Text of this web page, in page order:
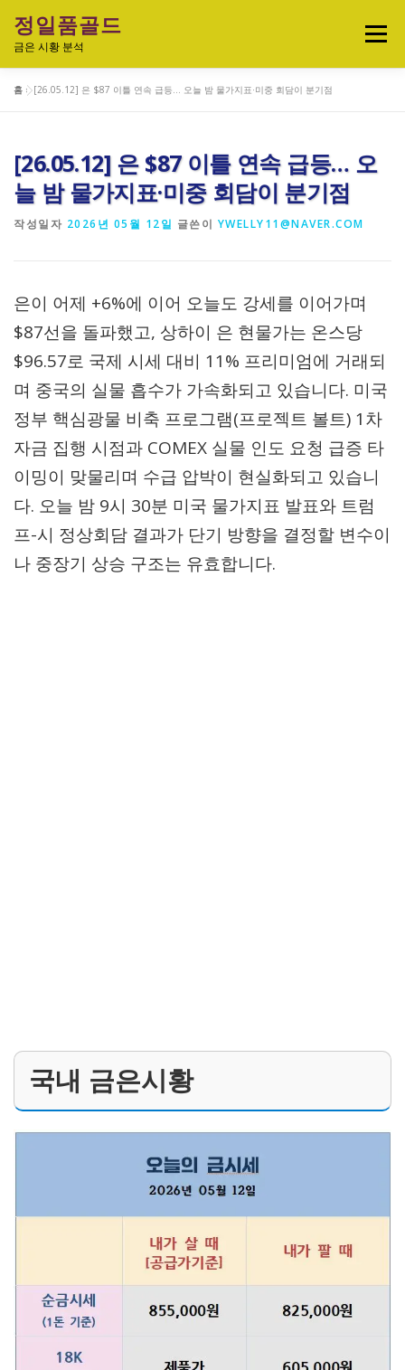
정일품골드
금은 시황 분석
메뉴
오늘의 금은시세 분석 금은 투자정보
정일품골드 제품관
홈 »[26.05.12] 은 $87 이틀 연속 급등… 오늘 밤 물가지표·미중 회담이 분기점
[26.05.12] 은 $87 이틀 연속 급등… 오
늘 밤 물가지표·미중 회담이 분기점
작성일자 2026년 05월 12일 글쓴이 YWELLY11@NAVER.COM
은이 어제 +6%에 이어 오늘도 강세를 이어가며
$87선을 돌파했고, 상하이 은 현물가는 온스당
$96.57로 국제 시세 대비 11% 프리미엄에 거래되
며 중국의 실물 흡수가 가속화되고 있습니다. 미국
정부 핵심광물 비축 프로그램(프로젝트 볼트) 1차
자금 집행 시점과 COMEX 실물 인도 요청 급증 타
이밍이 맞물리며 수급 압박이 현실화되고 있습니
다. 오늘 밤 9시 30분 미국 물가지표 발표와 트럼
프-시 정상회담 결과가 단기 방향을 결정할 변수이
나 중장기 상승 구조는 유효합니다.
국내 금은시황